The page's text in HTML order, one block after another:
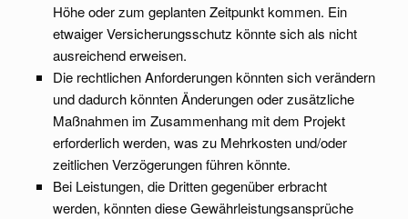
Höhe oder zum geplanten Zeitpunkt kommen. Ein
etwaiger Versicherungsschutz könnte sich als nicht
ausreichend erweisen.
Die rechtlichen Anforderungen könnten sich verändern
und dadurch könnten Änderungen oder zusätzliche
Maßnahmen im Zusammenhang mit dem Projekt
erforderlich werden, was zu Mehrkosten und/oder
zeitlichen Verzögerungen führen könnte.
Bei Leistungen, die Dritten gegenüber erbracht
werden, könnten diese Gewährleistungsansprüche